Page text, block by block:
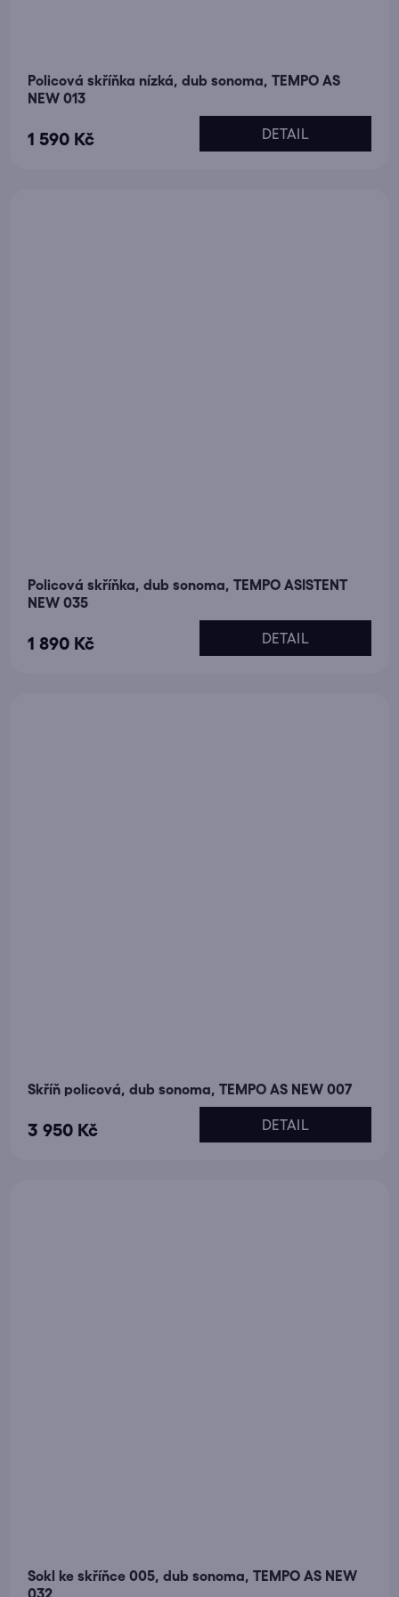
Policová skříňka nízká, dub sonoma, TEMPO AS
NEW 013
1 590 Kč DETAIL
Policová skříňka, dub sonoma, TEMPO ASISTENT
NEW 035
1 890 Kč DETAIL
Skříň policová, dub sonoma, TEMPO AS NEW 007
3 950 Kč DETAIL
Sokl ke skříňce 005, dub sonoma, TEMPO AS NEW
032